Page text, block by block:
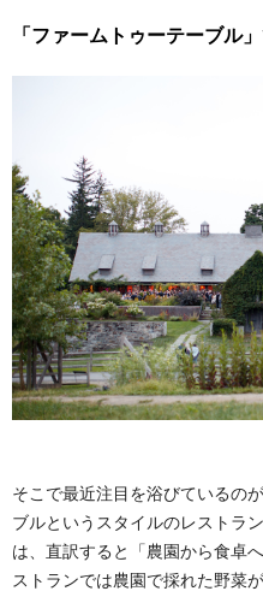
「ファームトゥーテーブル
そこで最近注目を浴びているの
ブルというスタイルのレストラ
は、直訳すると「農園から食卓
ストランでは農園で採れた野菜